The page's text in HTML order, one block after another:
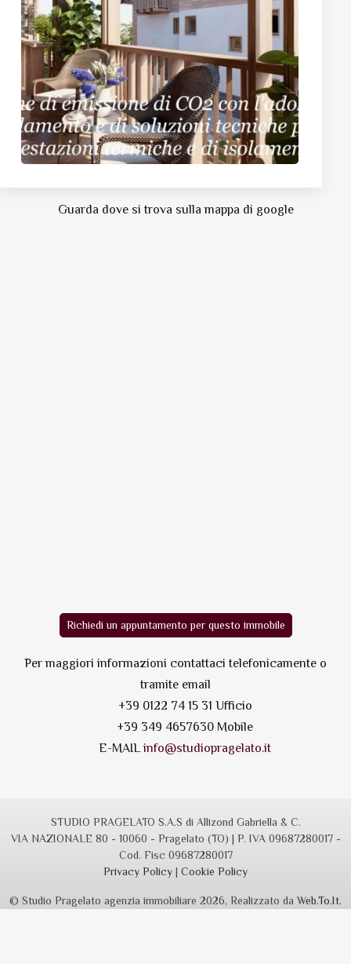
Guarda dove si trova sulla mappa di google
Richiedi un appuntamento per questo immobile
Per maggiori informazioni contattaci telefonicamente o
tramite email
+39 0122 74 15 31 Ufficio
+39 349 4657630 Mobile
E-MAILinfo@studiopragelato.it
STUDIO PRAGELATO S.A.S di Allizond Gabriella & C.
VIA NAZIONALE 80 - 10060 - Pragelato (TO) | P. IVA 09687280017 -
Cod. Fisc 09687280017
Privacy Policy | Cookie Policy
© Studio Pragelato agenzia immobiliare 2026, Realizzato da Web.To.It.